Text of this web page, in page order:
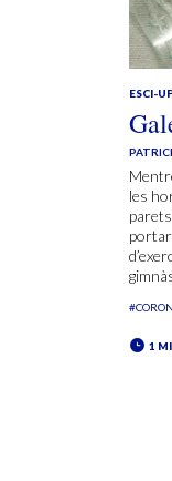
ESCI-
les
1